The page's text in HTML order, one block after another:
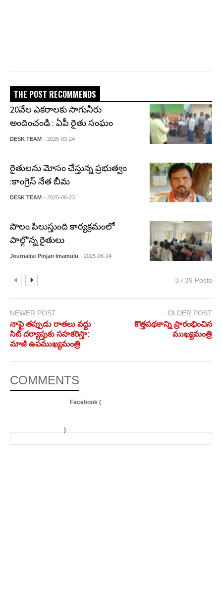
THE POST RECOMMENDS
20వేల ఎకరాలకు సాగునీరు
అందించండి : ఏపీ రైతు సంఘం
DESK TEAM - 2025-03-24
రైతులను మోసం చేస్తున్న ప్రభుత్వం
:కాంగ్రెస్ నేత బీమ
DESK TEAM - 2025-06-23
పొలం పిలుస్తుంది కార్యక్రమంలో
పాల్గొన్న రైతులు
Journalist Pinjari Imamulu - 2025-06-24
3 / 39 Posts
NEWER POST
నాపై తప్పుడు రాతలు వద్దు
సిట్ దర్యాప్తుకు సహకరిస్తా:
మాజీ ఉపముఖ్యమంత్రి
OLDER POST
కొత్తపథకాన్ని ప్రారంభించిన
ముఖ్యమంత్రి
COMMENTS
Facebook (
)